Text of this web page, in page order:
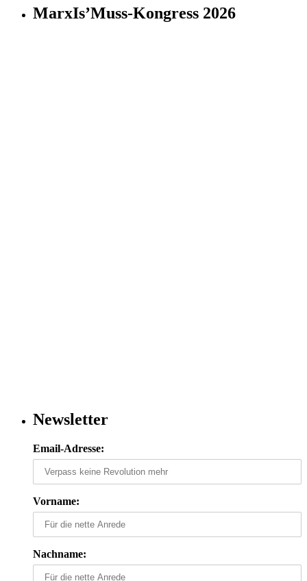
MarxIs’Muss-Kongress 2026
Newsletter
Email-Adresse:
Vorname:
Nachname: